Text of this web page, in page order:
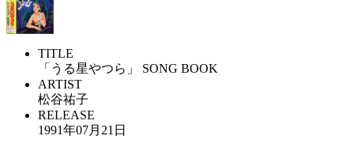
TITLE
「うる星やつら」 SONG BOOK
ARTIST
松谷祐子
RELEASE
1991年07月21日